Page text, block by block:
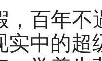
，百年不
实中的超